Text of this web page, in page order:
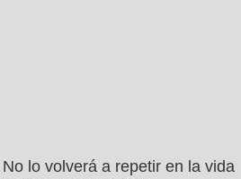
No lo volverá a repetir en la vida